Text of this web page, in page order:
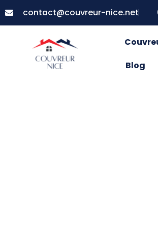
contact@couvreur-nice.net
Blog